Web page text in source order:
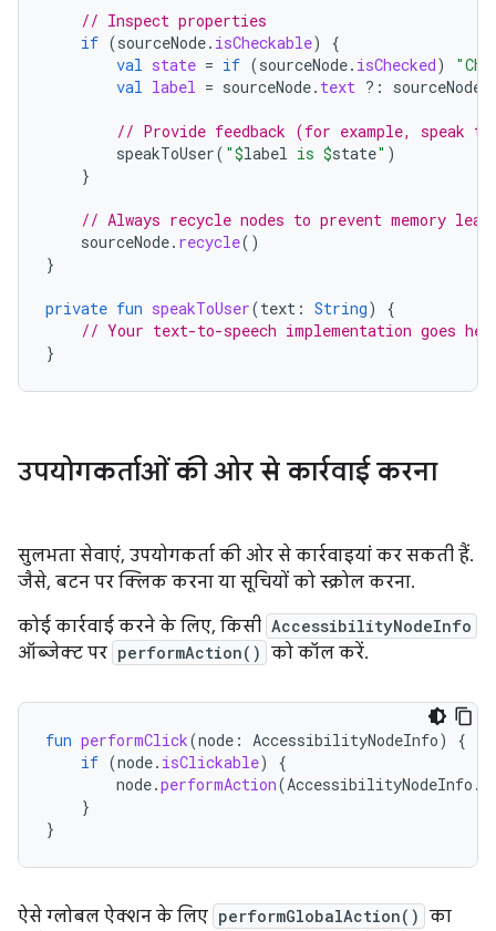
// Inspect properties
if (sourceNode. isCheckable)
{
val state = if (sourceNode. isChecked)
val label = sourceNode. text ?: sourceNode
// Provide feedback (for example, speak
speakToUser( "$label is $state" )
}
// Always recycle nodes to prevent memory
sourceNode. recycle()
}
private fun speakToUser(text : String)
{
// Your text-to-speech implementation goes
}
उपयोगकर्ताओं की ओर से कार्रवाई करना
सुलभता सेवाएं, उपयोगकर्ता की ओर से कार्रवाइयां कर सकती हैं.
जैसे, बटन पर क्लिक करना या सूचियों को स्क्रोल करना.
कोई कार्रवाई करने के लिए, किसी AccessibilityNodeInfo
ऑब्जेक्ट पर performAction() को कॉल करें.
fun performClick(node : AccessibilityNodeInfo)
{
if (node. isClickable)
{
node.performAction(AccessibilityNodeInfo .
}
}
ऐसे ग्लोबल ऐक्शन के लिए performGlobalAction() का